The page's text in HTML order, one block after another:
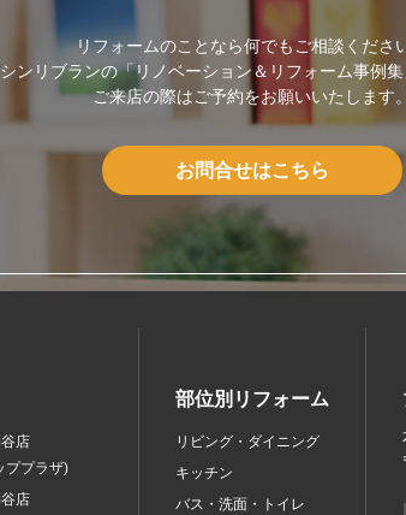
リフォームのことなら何でもご相談ください
ンリブランの「リノベーション＆リフォーム事例
ご来店の際はご予約をお願いいたします。
お問合せはこちら
店
ププラザ)
店
部位別リフォーム
リビング・ダイニング
キッチン
バス・洗面・トイレ